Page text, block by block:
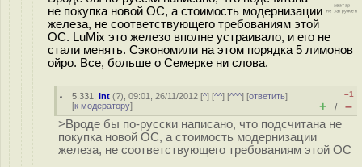
не покупка новой ОС, а стоимость модернизации
железа, не соответствующего требованиям этой
ОС. LuMix это железо вполне устраивало, и его не
стали менять. Сэкономили на этом порядка 5 лимонов
ойро. Все, больше о Семерке ни слова.
5.331 ,Int (?), 09:01, 26/11/2012 [^] [^^] [^^^] [ответить]
[к модератору]
–1
+ / –
>Вроде бы по-русски написано, что подсчитана не
покупка новой ОС, а стоимость модернизации
железа, не соответствующего требованиям этой ОС